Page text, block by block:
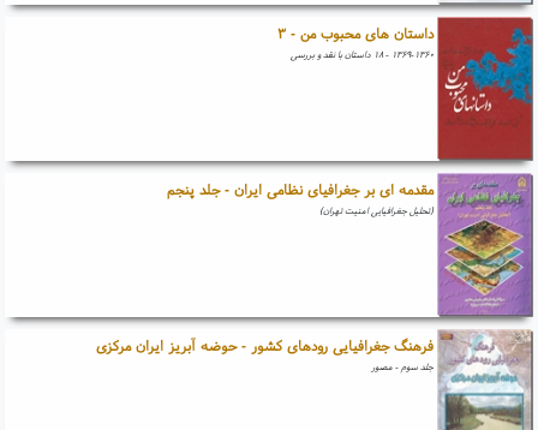
داستان های محبوب من - ۳
۱۳۶۹-۱۳۶۰ - ۱۸ داستان با نقد و بررسی
مقدمه ای بر جغرافیای نظامی ایران - جلد پنجم
(تحلیل جغرافیایی امنیت تهران)
فرهنگ جغرافیایی رودهای کشور - حوضه آبریز ایران مرکزی
جلد سوم - مصور